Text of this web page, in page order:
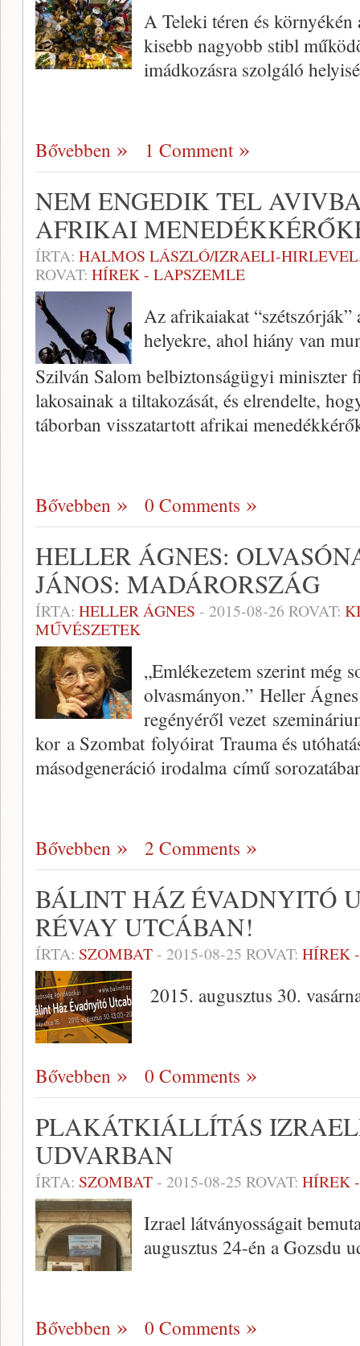
A Teleki téren és
kisebb nagyobb stibl
imádkozásra szolgáló
Bővebben 1 Comment
NEM ENGEDIK TEL
AFRIKAI
ÍRTA: HALMOS LÁSZLÓ/IZRAELI-
ROVAT: HÍREK - LAPSZEMLE
Az afrikaiakat “szétszórják”
helyekre, ahol hiány van
Szilván Salom belbiztonságügyi miniszter
lakosainak a tiltakozását, és elrendelte,
táborban visszatartott afrikai
Bővebben 0 Comments
HELLER ÁGNES:
JÁNOS: MADÁRORSZÁG
ÍRTA: HELLER ÁGNES - 2015-08-26 ROVAT:
MŰVÉSZETEK
„Emlékezetem szerint még
olvasmányon.” Heller
regényéről vezet
kor a Szombat folyóirat Trauma és
másodgeneráció irodalma című
Bővebben 2 Comments
BÁLINT HÁZ ÉVADNYITÓ
RÉVAY UTCÁBAN!
ÍRTA: SZOMBAT- 2015-08-25 ROVAT: HÍREK
2015. augusztus 30.
Bővebben 0 Comments
PLAKÁTKIÁLLÍTÁS
UDVARBAN
ÍRTA: SZOMBAT- 2015-08-25 ROVAT: HÍREK
Izrael látványosságait
augusztus 24-én a Gozsdu
Bővebben 0 Comments